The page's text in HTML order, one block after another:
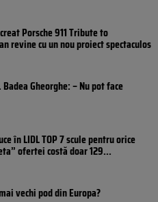
Porsche 911 Tribute to
revine cu un nou proiect spectaculos
Badea Gheorghe: – Nu pot face
în LIDL TOP 7 scule pentru orice
ofertei costă doar 129...
vechi pod din Europa?